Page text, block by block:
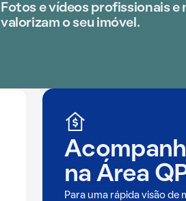
Fotos e vídeos profissionais e
valorizam o seu imóvel.
naÁrea
Para uma rápida visão